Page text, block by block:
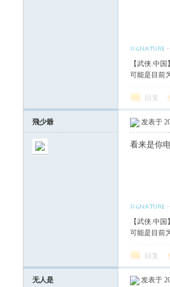
【武侠.中
可能是目前
回复
飛少爺 发表于
看来是你
【武侠.中
可能是目前
回复
无人是 发表于